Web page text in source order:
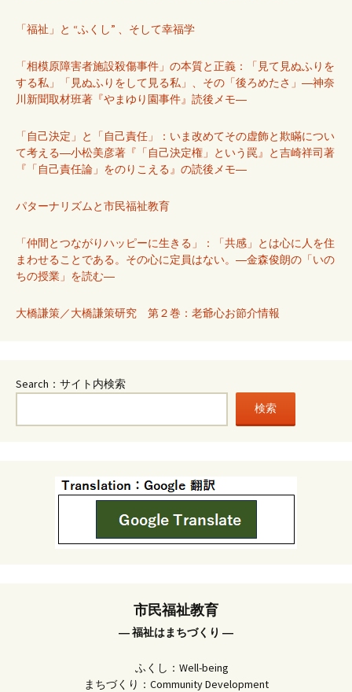
「福祉」と “ふくし” 、そして幸福学
「相模原障害者施設殺傷事件」の本質と正義：「見て見ぬふりを
する私」「見ぬふりをして見る私」、その「後ろめたさ」―神奈
川新聞取材班著『やまゆり園事件』読後メモ―
「自己決定」と「自己責任」：いま改めてその虚飾と欺瞞につい
て考える―小松美彦著『「自己決定権」という罠』と吉崎祥司著
『「自己責任論」をのりこえる』の読後メモ―
パターナリズムと市民福祉教育
「仲間とつながりハッピーに生きる」：「共感」とは心に人を住
まわせることである。その心に定員はない。―金森俊朗の「いの
ちの授業」を読む―
大橋謙策／大橋謙策研究 第２巻：老爺心お節介情報
Search：サイト内検索
検索
市民福祉教育
― 福祉はまちづくり ―
ふくし：Well-being
まちづくり：Community Development